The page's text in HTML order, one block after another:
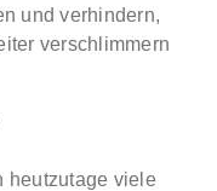
und verhindern,
verschlimmern
heutzutage viele